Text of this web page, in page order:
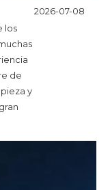
los
de
y
2026-07-08